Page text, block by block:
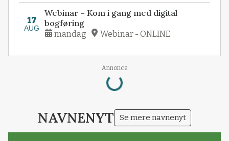
17
AUG
Webinar – Kom i gang med digital
bogføring
mandag Webinar - ONLINE
Annonce
Loading...
NAVNENYT Se mere navnenyt